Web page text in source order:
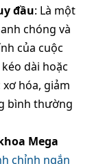
đầu: Là một
chóng và
của cuộc
dài hoặc
hóa, giảm
bình thường
Mega
chỉnh ngắn